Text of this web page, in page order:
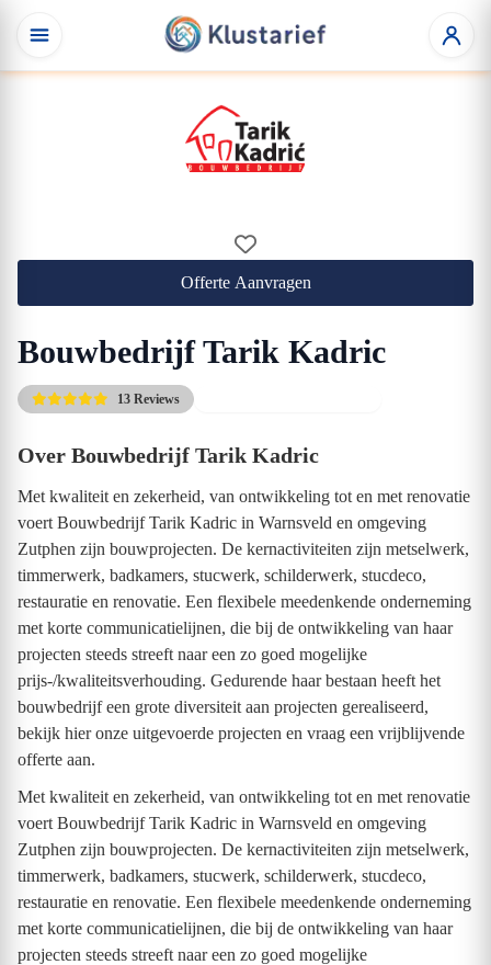
Offerte Aanvragen
Bouwbedrijf Tarik Kadric
13 Reviews
Over Bouwbedrijf Tarik Kadric
Met kwaliteit en zekerheid, van ontwikkeling tot en met renovatie
voert Bouwbedrijf Tarik Kadric in Warnsveld en omgeving
Zutphen zijn bouwprojecten. De kernactiviteiten zijn metselwerk,
timmerwerk, badkamers, stucwerk, schilderwerk, stucdeco,
restauratie en renovatie. Een flexibele meedenkende onderneming
met korte communicatielijnen, die bij de ontwikkeling van haar
projecten steeds streeft naar een zo goed mogelijke
prijs-/kwaliteitsverhouding. Gedurende haar bestaan heeft het
bouwbedrijf een grote diversiteit aan projecten gerealiseerd,
bekijk hier onze uitgevoerde projecten en vraag een vrijblijvende
offerte aan.
Met kwaliteit en zekerheid, van ontwikkeling tot en met renovatie
voert Bouwbedrijf Tarik Kadric in Warnsveld en omgeving
Zutphen zijn bouwprojecten. De kernactiviteiten zijn metselwerk,
timmerwerk, badkamers, stucwerk, schilderwerk, stucdeco,
restauratie en renovatie. Een flexibele meedenkende onderneming
met korte communicatielijnen, die bij de ontwikkeling van haar
projecten steeds streeft naar een zo goed mogelijke